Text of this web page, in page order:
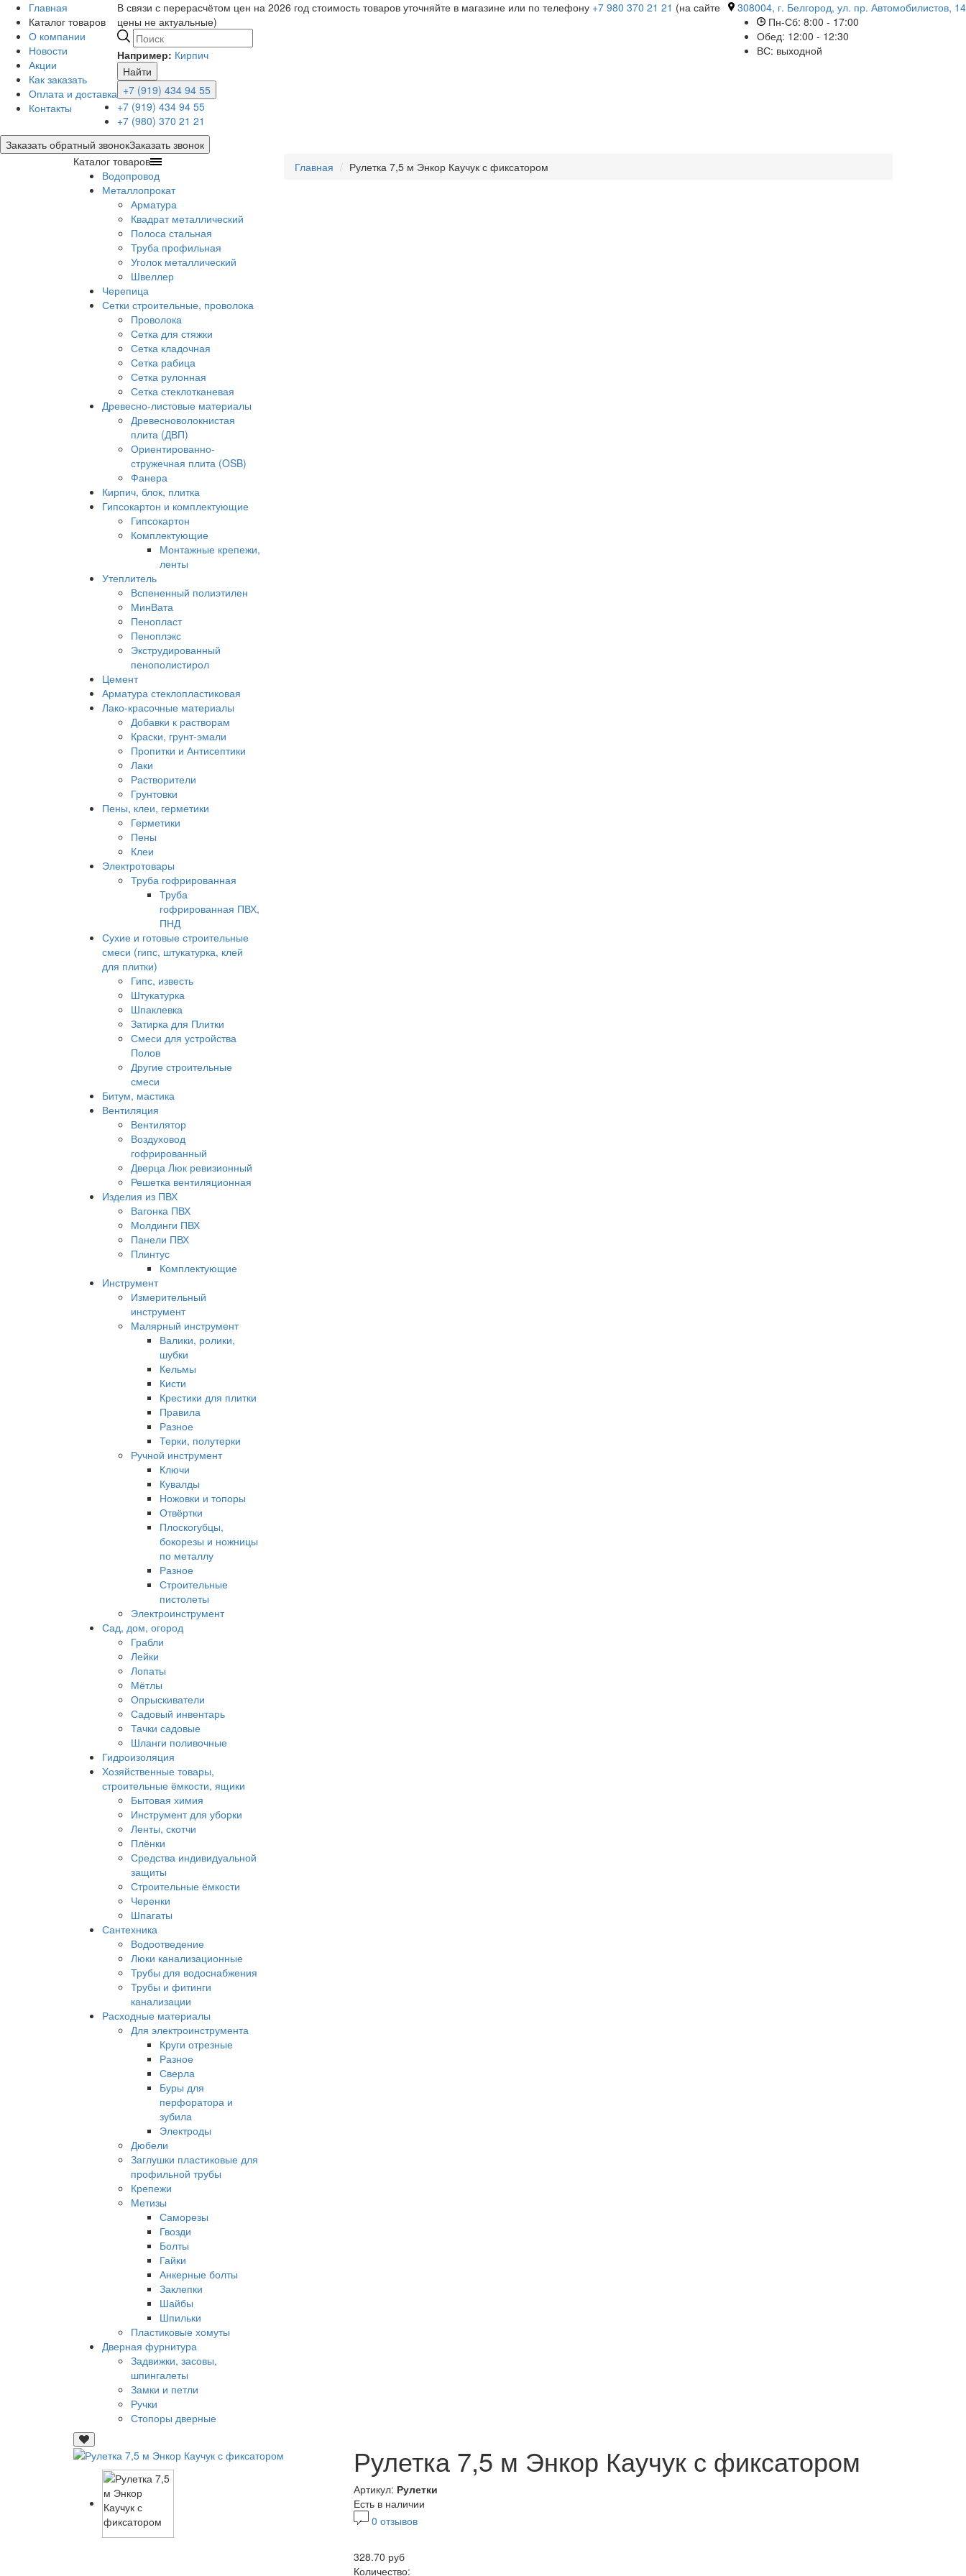
Главная
Каталог товаров
О компании
Новости
Акции
Как заказать
Оплата и доставка
Контакты
308004, г. Белгород, ул. пр. Автомобилистов, 14
Пн-Сб: 8:00 - 17:00
Обед: 12:00 - 12:30
ВС: выходной
В связи с перерасчётом цен на 2026 год стоимость товаров уточняйте в магазине или по телефону +7 980 370 21 21 (на сайте
цены не актуальные)
Например: Кирпич
Найти
+7 (919) 434 94 55
+7 (919) 434 94 55
+7 (980) 370 21 21
Заказать обратный звонокЗаказать звонок
Каталог товаров
Водопровод
Металлопрокат
Арматура
Квадрат металлический
Полоса стальная
Труба профильная
Уголок металлический
Швеллер
Черепица
Сетки строительные, проволока
Проволока
Сетка для стяжки
Сетка кладочная
Сетка рабица
Сетка рулонная
Сетка стеклотканевая
Древесно-листовые материалы
Древесноволокнистая
плита (ДВП)
Ориентированно-
стружечная плита (OSB)
Фанера
Кирпич, блок, плитка
Гипсокартон и комплектующие
Гипсокартон
Комплектующие
Монтажные крепежи,
ленты
Утеплитель
Вспененный полиэтилен
МинВата
Пенопласт
Пеноплэкс
Экструдированный
пенополистирол
Цемент
Арматура стеклопластиковая
Лако-красочные материалы
Добавки к растворам
Краски, грунт-эмали
Пропитки и Антисептики
Лаки
Растворители
Грунтовки
Пены, клеи, герметики
Герметики
Пены
Клеи
Электротовары
Труба гофрированная
Труба
гофрированная ПВХ,
ПНД
Сухие и готовые строительные
смеси (гипс, штукатурка, клей
для плитки)
Гипс, известь
Штукатурка
Шпаклевка
Затирка для Плитки
Смеси для устройства
Полов
Другие строительные
смеси
Битум, мастика
Вентиляция
Вентилятор
Воздуховод
гофрированный
Дверца Люк ревизионный
Решетка вентиляционная
Изделия из ПВХ
Вагонка ПВХ
Молдинги ПВХ
Панели ПВХ
Плинтус
Комплектующие
Инструмент
Измерительный
инструмент
Малярный инструмент
Валики, ролики,
шубки
Кельмы
Кисти
Крестики для плитки
Правила
Разное
Терки, полутерки
Ручной инструмент
Ключи
Кувалды
Ножовки и топоры
Отвёртки
Плоскогубцы,
бокорезы и ножницы
по металлу
Разное
Строительные
пистолеты
Электроинструмент
Сад, дом, огород
Грабли
Лейки
Лопаты
Мётлы
Опрыскиватели
Садовый инвентарь
Тачки садовые
Шланги поливочные
Гидроизоляция
Хозяйственные товары,
строительные ёмкости, ящики
Бытовая химия
Инструмент для уборки
Ленты, скотчи
Плёнки
Средства индивидуальной
защиты
Строительные ёмкости
Черенки
Шпагаты
Сантехника
Водоотведение
Люки канализационные
Трубы для водоснабжения
Трубы и фитинги
канализации
Расходные материалы
Для электроинструмента
Круги отрезные
Разное
Сверла
Буры для
перфоратора и
зубила
Электроды
Дюбели
Заглушки пластиковые для
профильной трубы
Крепежи
Метизы
Саморезы
Гвозди
Болты
Гайки
Анкерные болты
Заклепки
Шайбы
Шпильки
Пластиковые хомуты
Дверная фурнитура
Задвижки, засовы,
шпингалеты
Замки и петли
Ручки
Стопоры дверные
Главная Рулетка 7,5 м Энкор Каучук с фиксатором
Рулетка 7,5 м Энкор Каучук с фиксатором
Артикул: Рулетки
Есть в наличии
0 отзывов
328.70 руб
Количество: